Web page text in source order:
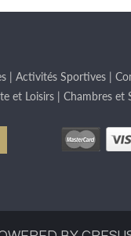
| Activités Sportives |
et Loisirs | Chambres et